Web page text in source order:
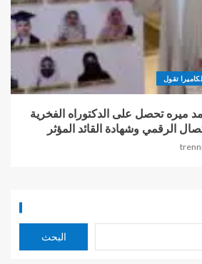
الكاميرا تقول
ميره تحصل على الدكتوراه الفخرية
الرقمي وشهادة القائد المؤثر
البحث